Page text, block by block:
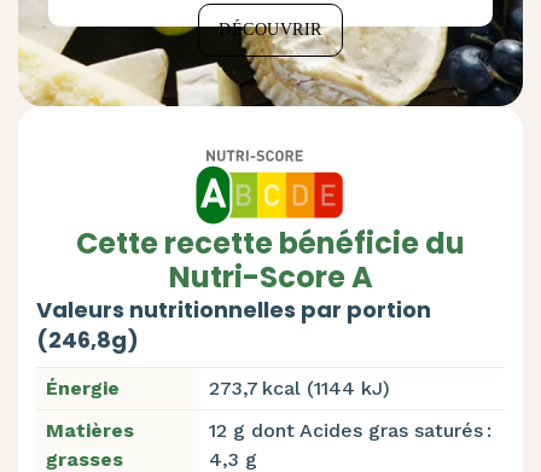
DÉCOUVRIR
Cette recette bénéficie du
Nutri-Score A
Valeurs nutritionnelles par portion
(246,8g)
Énergie
273,7 kcal (1144 kJ)
Matières
grasses
12 g dont Acides gras saturés :
4,3 g